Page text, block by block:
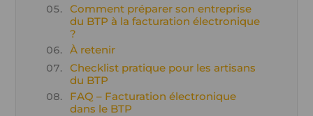
Comment préparer son entreprise
du BTP à la facturation électronique
?
À retenir
Checklist pratique pour les artisans
du BTP
FAQ – Facturation électronique
dans le BTP